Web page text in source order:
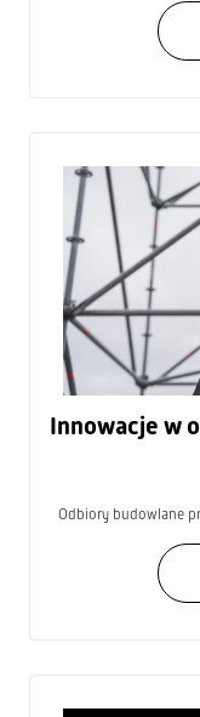
Innowacje w
Odbiory budowlane